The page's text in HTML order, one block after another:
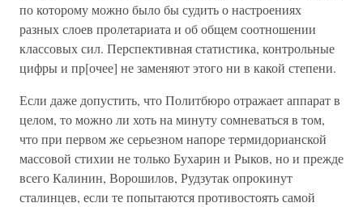
по которому можно было бы судить о настроениях
разных слоев пролетариата и об общем соотношении
классовых сил. Перспективная статистика, контрольные
цифры и пр[очее] не заменяют этого ни в какой степени.
Если даже допустить, что Политбюро отражает аппарат в
целом, то можно ли хоть на минуту сомневаться в том,
что при первом же серьезном напоре термидорианской
массовой стихии не только Бухарин и Рыков, но и прежде
всего Калинин, Ворошилов, Рудзутак опрокинут
сталинцев, если те попытаются противостоять самой